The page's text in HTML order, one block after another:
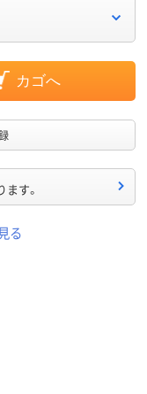
カゴへ
ます。
る